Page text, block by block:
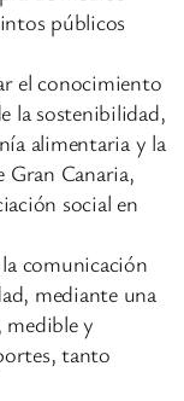
públicos
el conocimiento
la sostenibilidad,
alimentaria y la
Canaria,
social en
comunicación
mediante una
medible y
tanto